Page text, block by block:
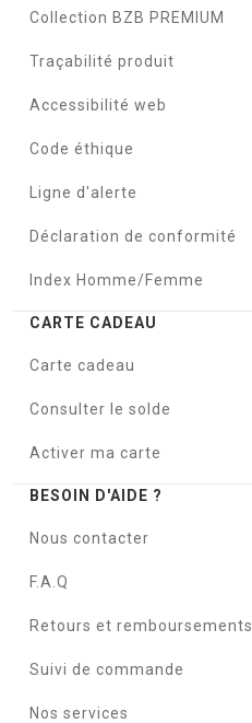
Collection BZB PREMIUM
Traçabilité produit
Accessibilité web
Code éthique
Ligne d'alerte
Déclaration de conformité
Index Homme/Femme
CARTE CADEAU
Carte cadeau
Consulter le solde
Activer ma carte
BESOIN D'AIDE ?
Nous contacter
F.A.Q
Retours et remboursements
Suivi de commande
Nos services